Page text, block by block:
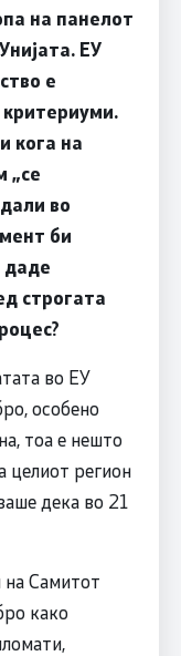
на панелот
ЕУ
е
кога на
„се
во
би
даде
строгата
во ЕУ
особено
тоа е нешто
целиот регион
дека во 21
на Самитот
како